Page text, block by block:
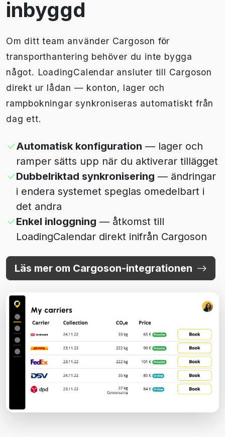
inbyggd
Om ditt team använder Cargoson för
transporthantering behöver du inte bygga
något. LoadingCalendar ansluter till Cargoson
direkt ur lådan — konton, lager och
rampbokningar synkroniseras automatiskt från
dag ett.
Automatisk konfiguration — lager och
ramper sätts upp när du aktiverar tillägget
Dubbelriktad synkronisering — ändringar
i endera systemet speglas omedelbart i
det andra
Enkel inloggning — åtkomst till
LoadingCalendar direkt inifrån Cargoson
Läs mer om Cargoson-integrationen